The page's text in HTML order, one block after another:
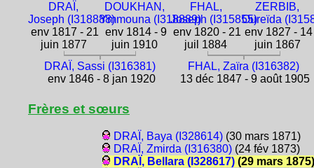
DRAÏ,
Joseph (I318888)
env 1817 - 21
juin 1877
DOUKHAN,
Ymmouna (I318889)
env 1814 - 9
juin 1910
FHAL,
Joseph (I315855)
env 1820 - 21
juil 1884
ZERBIB,
Oureïda
env 1827 - 14
juin 1867
DRAÏ, Sassi (I316381)
env 1846 - 8 jan 1920
FHAL, Zaïra (I316382)
13 déc 1847 - 9 août 1905
Frères et sœurs
DRAÏ, Baya (I328614)(30 mars 1871)
DRAÏ, Zmirda (I316380)(24 fév 1873)
DRAÏ, Bellara (I328617)(29 mars 1875)